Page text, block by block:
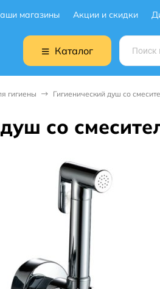
магазины Акции и скидки
Каталог
гигиены Гигиенический душ со
со